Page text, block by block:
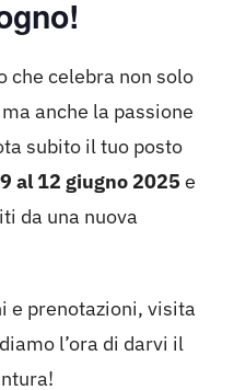
che celebra non solo
anche la passione
subito il tuo posto
9 al 12 giugno 2025e
da una nuova
e prenotazioni, visita
l’ora di darvi il